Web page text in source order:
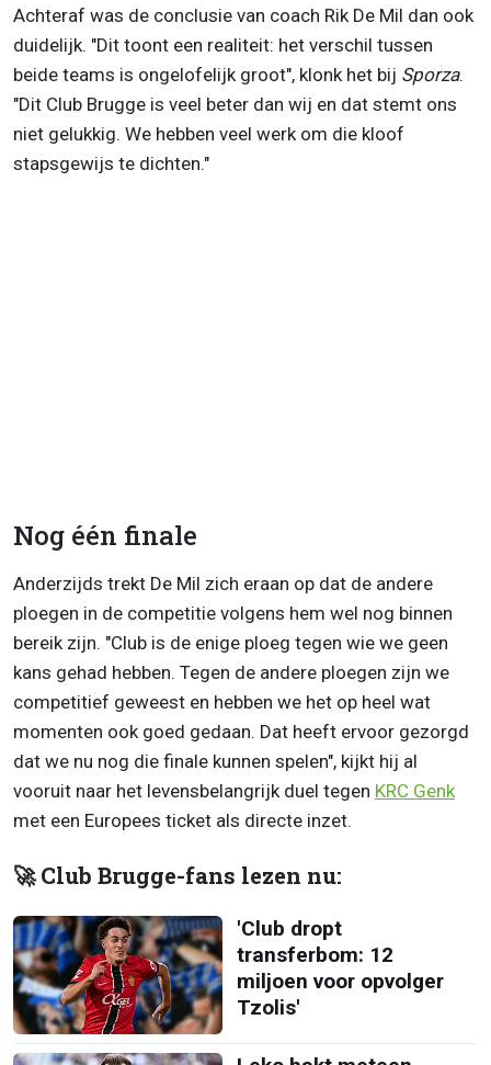
Achteraf was de conclusie van coach Rik De Mil dan ook
duidelijk. "Dit toont een realiteit: het verschil tussen
beide teams is ongelofelijk groot", klonk het bij Sporza.
"Dit Club Brugge is veel beter dan wij en dat stemt ons
niet gelukkig. We hebben veel werk om die kloof
stapsgewijs te dichten."
Nog één finale
Anderzijds trekt De Mil zich eraan op dat de andere
ploegen in de competitie volgens hem wel nog binnen
bereik zijn. "Club is de enige ploeg tegen wie we geen
kans gehad hebben. Tegen de andere ploegen zijn we
competitief geweest en hebben we het op heel wat
momenten ook goed gedaan. Dat heeft ervoor gezorgd
dat we nu nog die finale kunnen spelen", kijkt hij al
vooruit naar het levensbelangrijk duel tegen KRC Genk
met een Europees ticket als directe inzet.
🚀 Club Brugge-fans lezen nu:
'Club dropt
transferbom: 12
miljoen voor opvolger
Tzolis'